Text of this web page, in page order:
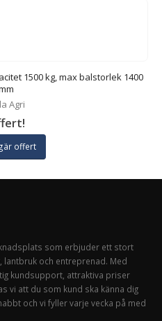
1500 kg, max balstorlek 1400
Agri
offert
som erbjuder ett stort
och entreprenad. Med
kundsupport, attraktiva priser
vi att du som kund ska känna dig
och vi fyller varje vecka på med